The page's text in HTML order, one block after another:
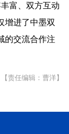
富、双方互动
增进了中墨双
的交流合作注
【责任编辑：曹洋】